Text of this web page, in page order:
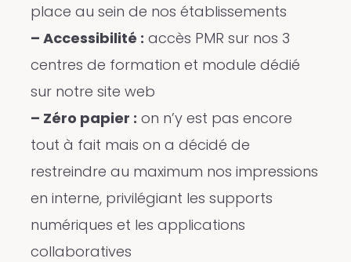
place au sein de nos établissements
– Accessibilité : accès PMR sur nos 3
centres de formation et module dédié
sur notre site web
– Zéro papier : on n’y est pas encore
tout à fait mais on a décidé de
restreindre au maximum nos impressions
en interne, privilégiant les supports
numériques et les applications
collaboratives